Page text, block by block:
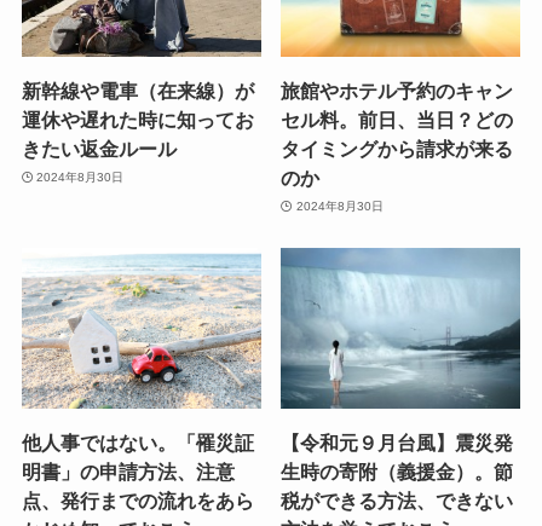
新幹線や電車（在来線）が
運休や遅れた時に知ってお
きたい返金ルール
2024年8月30日
旅館やホテル予約のキャン
セル料。前日、当日？どの
タイミングから請求が来る
のか
2024年8月30日
他人事ではない。「罹災証
明書」の申請方法、注意
点、発行までの流れをあら
【令和元９月台風】震災発
生時の寄附（義援金）。節
税ができる方法、できない